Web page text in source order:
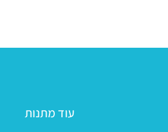
עוד מתנות